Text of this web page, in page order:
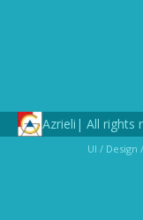
All rights
Azrieli
UI / Design